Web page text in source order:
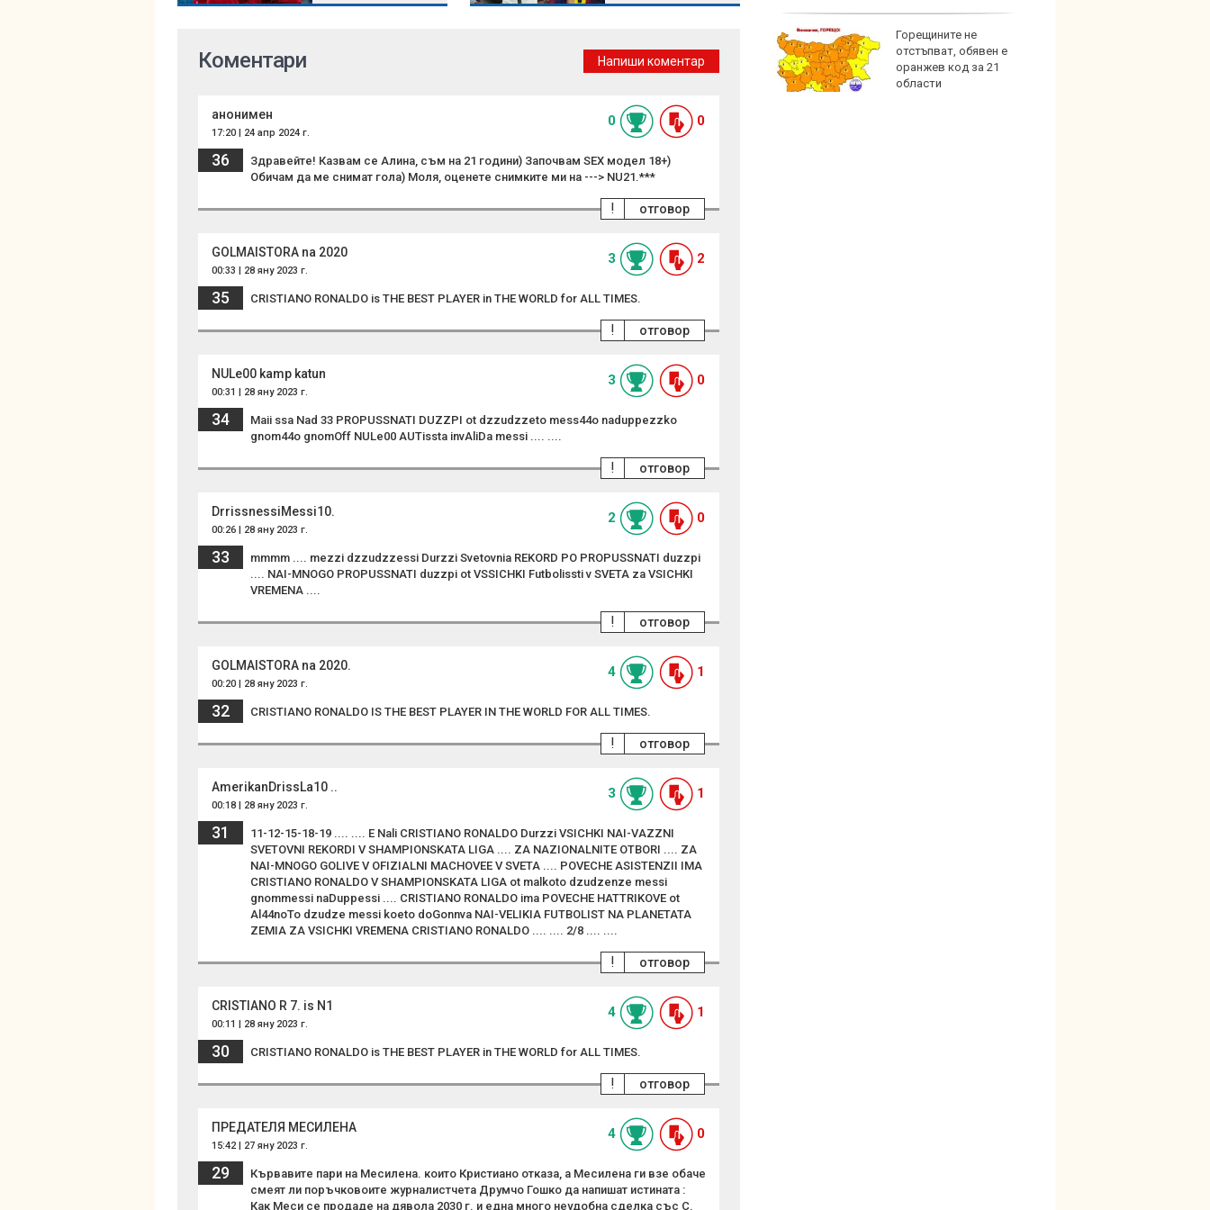
ключова стъпка:
Държави ще следят за
Горещините не
отстъпват, обявен е
оранжев код за 21
области
Коментари Напиши коментар
анонимен
17:20 | 24 апр 2024 г.
0 0
36
Здравейте! Казвам се Алина, съм на 21 години) Започвам SEX модел 18+)
Обичам да ме снимат гола) Моля, оценете снимките ми на ---> NU21.***
отговор
!
GOLMAISTORA na 2020
00:33 | 28 яну 2023 г.
3 2
35 CRISTIANO RONALDO is THE BEST PLAYER in THE WORLD for ALL TIMES.
отговор
!
NULe00 kamp katun
00:31 | 28 яну 2023 г.
3 0
34
Maii ssa Nad 33 PROPUSSNATI DUZZPI ot dzzudzzeto mess44o naduppezzko
gnom44o gnomOff NULe00 AUTissta invAliDa messi .... ....
отговор
!
DrrissnessiMessi10.
00:26 | 28 яну 2023 г.
2 0
33
mmmm .... mezzi dzzudzzessi Durzzi Svetovnia REKORD PO PROPUSSNATI duzzpi
.... NAI-MNOGO PROPUSSNATI duzzpi ot VSSICHKI Futbolissti v SVETA za VSICHKI
VREMENA ....
отговор
!
GOLMAISTORA na 2020.
00:20 | 28 яну 2023 г.
4 1
32 CRISTIANO RONALDO IS THE BEST PLAYER IN THE WORLD FOR ALL TIMES.
отговор
!
AmerikanDrissLa10 ..
00:18 | 28 яну 2023 г.
3 1
31
11-12-15-18-19 .... .... E Nali CRISTIANO RONALDO Durzzi VSICHKI NAI-VAZZNI
SVETOVNI REKORDI V SHAMPIONSKATA LIGA .... ZA NAZIONALNITE OTBORI .... ZA
NAI-MNOGO GOLIVE V OFIZIALNI MACHOVEE V SVETA .... POVECHE ASISTENZII IMA
CRISTIANO RONALDO V SHAMPIONSKATA LIGA ot malkoto dzudzenze messi
gnommessi naDuppessi .... CRISTIANO RONALDO ima POVECHE HATTRIKOVE ot
Al44noTo dzudze messi koeto doGonnva NAI-VELIKIA FUTBOLIST NA PLANETATA
ZEMIA ZA VSICHKI VREMENA CRISTIANO RONALDO .... .... 2/8 .... ....
отговор
!
CRISTIANO R 7. is N1
00:11 | 28 яну 2023 г.
4 1
30 CRISTIANO RONALDO is THE BEST PLAYER in THE WORLD for ALL TIMES.
отговор
!
ПРЕДАТЕЛЯ МЕСИЛЕНА
15:42 | 27 яну 2023 г.
4 0
29
Кървавите пари на Месилена. които Кристиано отказа, а Месилена ги взе обаче
смеят ли поръчковоите журналистчета Друмчо Гошко да напишат истината :
Как Меси се продаде на дявола 2030 г. и една много неудобна сделка със С.